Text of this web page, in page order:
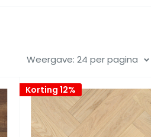
Weergave: 24 per pagina
Korting 12%